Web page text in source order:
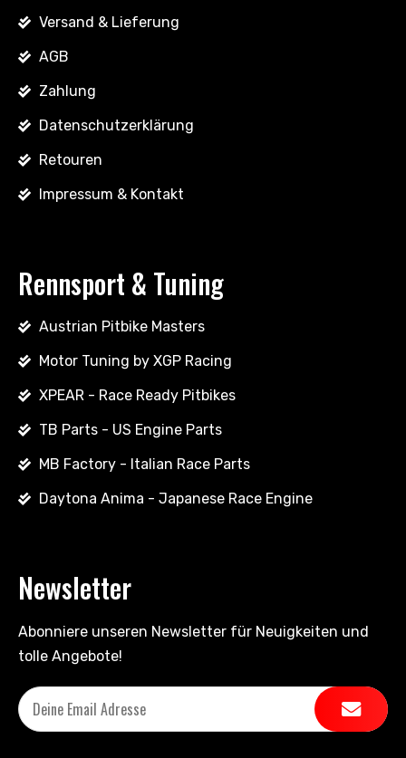
Versand & Lieferung
AGB
Zahlung
Datenschutzerklärung
Retouren
Impressum & Kontakt
Rennsport & Tuning
Austrian Pitbike Masters
Motor Tuning by XGP Racing
XPEAR - Race Ready Pitbikes
TB Parts - US Engine Parts
MB Factory - Italian Race Parts
Daytona Anima - Japanese Race Engine
Newsletter
Abonniere unseren Newsletter für Neuigkeiten und
tolle Angebote!